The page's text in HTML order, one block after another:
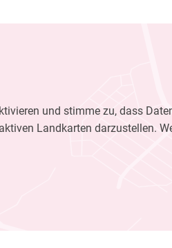
und stimme zu, dass
Landkarten darzustellen.